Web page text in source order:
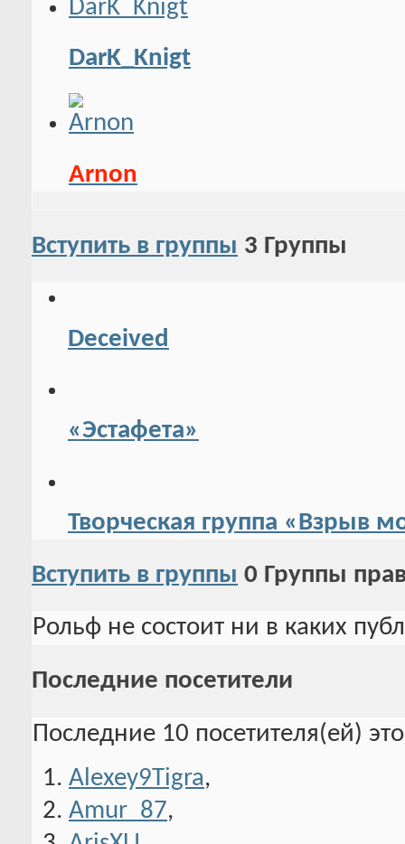
DarK_Knigt
Arnon
Вступить в группы 3 Группы
Deceived
«Эстафета»
Творческая группа «Взрыв
Вступить в группы 0 Группы
Рольф не состоит ни в каких
Последние посетители
Последние 10 посетителя(ей)
Alexey9Tigra,
Amur_87,